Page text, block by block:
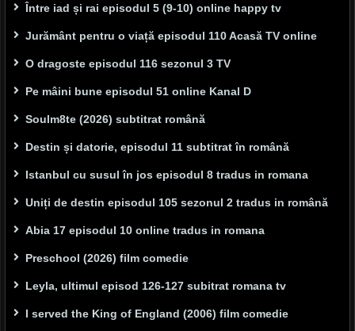
Între iad și rai episodul 5 (9-10) online happy tv
Jurământ pentru o viață episodul 110 Acasă TV online
O dragoste episodul 116 sezonul 3 TV
Pe mâini bune episodul 51 online Kanal D
Soulm8te (2026) subtitrat română
Destin și datorie, episodul 11 subtitrat în română
Istanbul cu susul în jos episodul 8 tradus in romana
Uniți de destin episodul 105 sezonul 2 tradus in română
Abia 17 episodul 10 online tradus in romana
Preschool (2026) film comedie
Leyla, ultimul episod 126-127 subitrat romana tv
I served the King of England (2006) film comedie